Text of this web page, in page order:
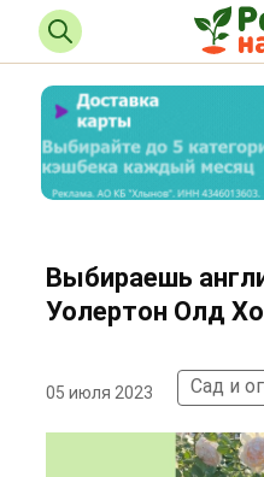
Выбираешь
Уолертон Олд
05 июля 2023 Сад и